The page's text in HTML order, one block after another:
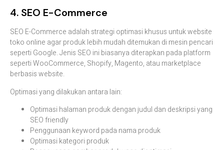
4. SEO E-Commerce
SEO E-Commerce adalah strategi optimasi khusus untukwebsite
toko online agarproduklebih mudah ditemukan di mesin pencari
seperti Google.Jenis SEO ini biasanya diterapkan pada platform
sepertiWooCommerce, Shopify, Magento, atau marketplace
berbasiswebsite.
Optimasiyang dilakukan antara lain:
Optimasi halaman produkdengan judul dan deskripsiyang
SEO friendly
Penggunaan keyword pada nama produk
Optimasi kategori produk